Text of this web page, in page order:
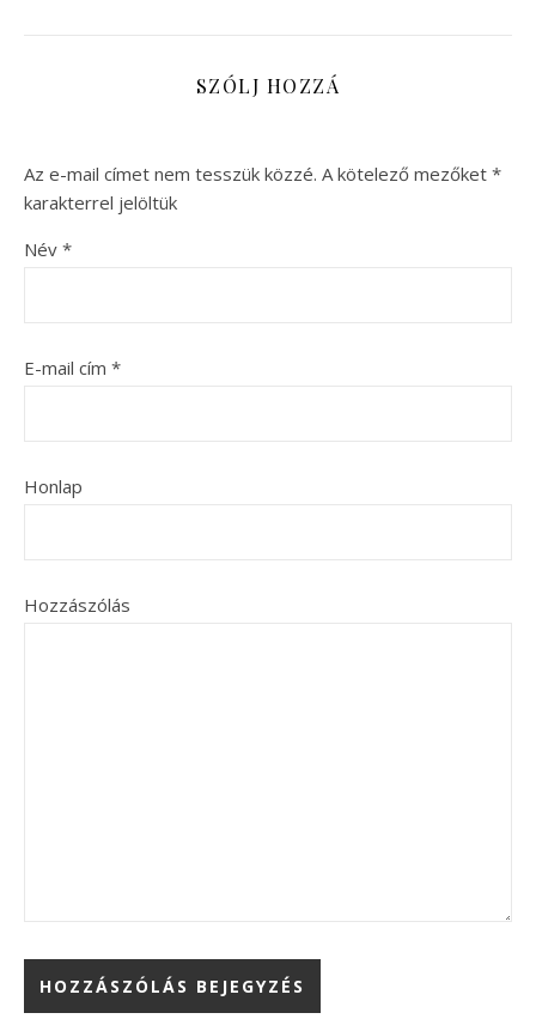
SZÓLJ HOZZÁ
Az e-mail címet nem tesszük közzé. A kötelező mezőket *
karakterrel jelöltük
Név *
E-mail cím *
Honlap
Hozzászólás